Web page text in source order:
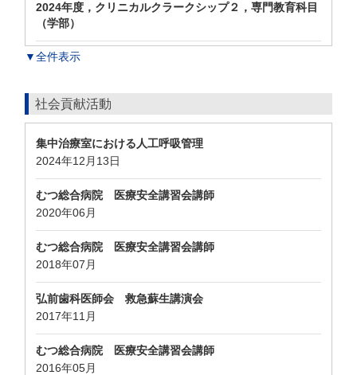
2024年度，クリニカルクラークシップ２，専門教育科目
（学部）
▼全件表示
社会貢献活動
集中治療室における人工呼吸管理
2024年12月13日
むつ総合病院 医療安全講習会講師
2020年06月
むつ総合病院 医療安全講習会講師
2018年07月
弘前歯科医師会 救急蘇生講演会
2017年11月
むつ総合病院 医療安全講習会講師
2016年05月